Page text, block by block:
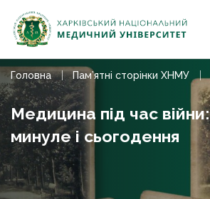
Головна Пам’ятні сторінки ХНМУ
Медицина під час війни:
минуле і сьогодення